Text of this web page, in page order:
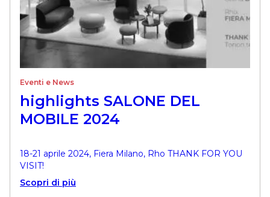
Eventi e News
highlights SALONE DEL
MOBILE 2024
18-21 aprile 2024, Fiera Milano, Rho THANK FOR YOU
VISIT!
Scopri di più